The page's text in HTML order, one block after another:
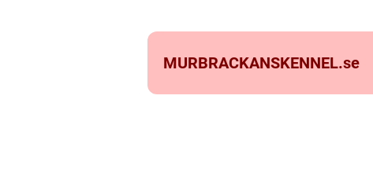
MURBRACKANSKENNEL.se